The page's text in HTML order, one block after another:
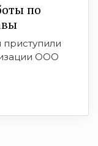
по
ООО